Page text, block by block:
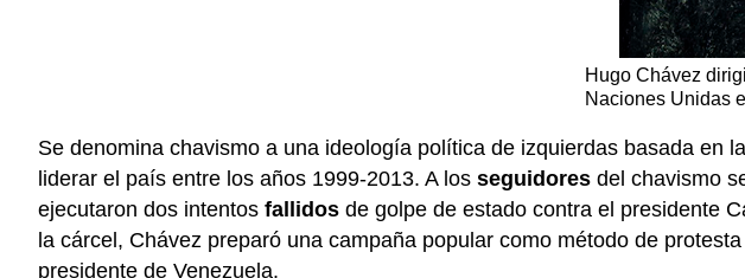
Hugo Chávez
Naciones Unidas
Se denomina chavismo a una ideología política de izquierdas basada en
liderar el país entre los años 1999-2013. A los seguidores del chavismo
ejecutaron dos intentos fallidos de golpe de estado contra el presidente
la cárcel, Chávez preparó una campaña popular como método de
presidente de Venezuela.